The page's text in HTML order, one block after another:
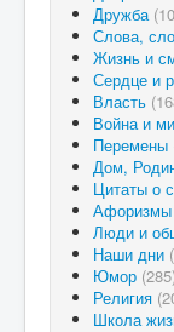
Дружба
Слова,
Жизнь и
Сердце и
Власть
Война и
Перемены
Дом,
Цитаты о
Афоризмы
Люди и
Наши дни
Юмор
Религия
Школа